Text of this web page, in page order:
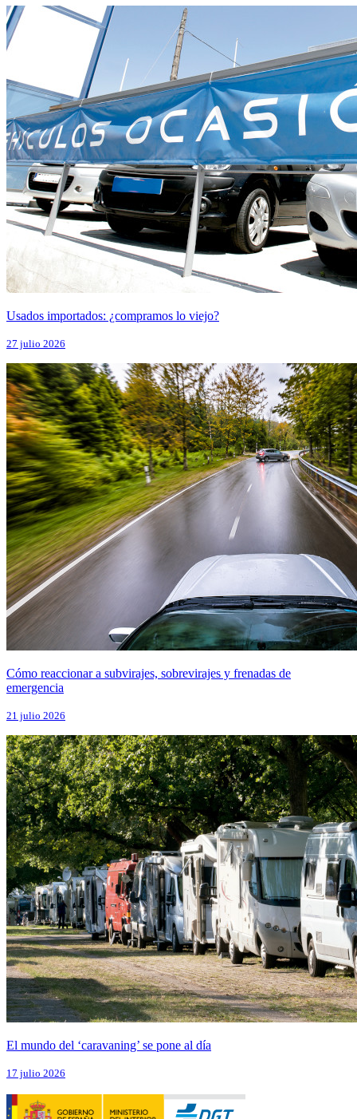
Usados importados: ¿compramos lo viejo?
27 julio 2026
Cómo reaccionar a subvirajes, sobrevirajes y frenadas de
emergencia
21 julio 2026
El mundo del ‘caravaning’ se pone al día
17 julio 2026